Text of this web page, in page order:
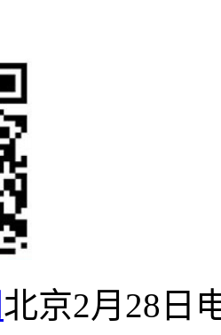
北京2月28日